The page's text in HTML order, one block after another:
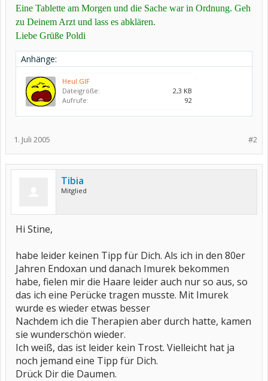
Eine Tablette am Morgen und die Sache war in Ordnung. Geh
zu Deinem Arzt und lass es abklären.
Liebe Grüße Poldi
Anhänge:
Heul.GIF
Dateigröße:
2,3 KB
Aufrufe:
92
#2
1. Juli 2005
Tibia
Mitglied
Hi Stine,
habe leider keinen Tipp für Dich. Als ich in den 80er
Jahren Endoxan und danach Imurek bekommen
habe, fielen mir die Haare leider auch nur so aus, so
das ich eine Perücke tragen musste. Mit Imurek
wurde es wieder etwas besser
Nachdem ich die Therapien aber durch hatte, kamen
sie wunderschön wieder.
Ich weiß, das ist leider kein Trost. Vielleicht hat ja
noch jemand eine Tipp für Dich.
Drück Dir die Daumen.